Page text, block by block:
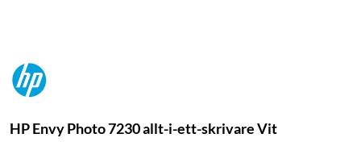
HP Envy Photo 7230 allt-i-ett-skrivare Vit